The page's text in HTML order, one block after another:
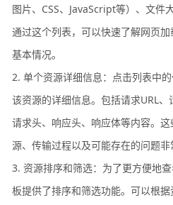
图片、CSS、JavaScript等）、文件
通过这个列表，可以快速了解网页
基本情况。
2. 单个资源详细信息：点击列表中
该资源的详细信息。包括请求URL、
请求头、响应头、响应体等内容。
源、传输过程以及可能存在的问题非
3. 资源排序和筛选：为了更方便地
板提供了排序和筛选功能。可以根